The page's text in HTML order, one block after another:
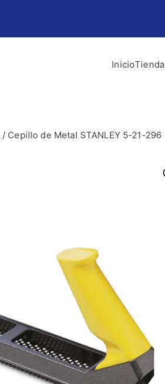
InicioTienda
/ Cepillo de Metal STANLEY 5-21-296